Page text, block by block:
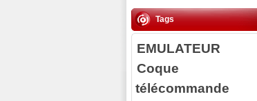
Tags
EMULATEUR
Coque
télécommande